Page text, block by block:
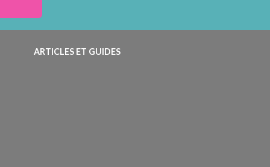
ARTICLES ET GUIDES